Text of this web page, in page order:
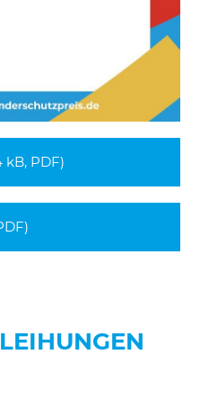
kB, PDF)
providers.
anzeigen
werden
Tracking zu
können